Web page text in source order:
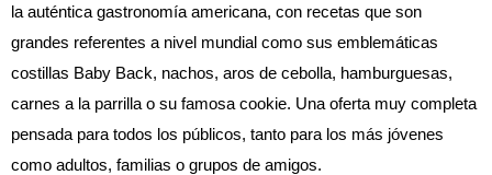
la auténtica gastronomía americana, con recetas que son
grandes referentes a nivel mundial como sus emblemáticas
costillas Baby Back, nachos, aros de cebolla, hamburguesas,
carnes a la parrilla o su famosa cookie. Una oferta muy completa
pensada para todos los públicos, tanto para los más jóvenes
como adultos, familias o grupos de amigos.